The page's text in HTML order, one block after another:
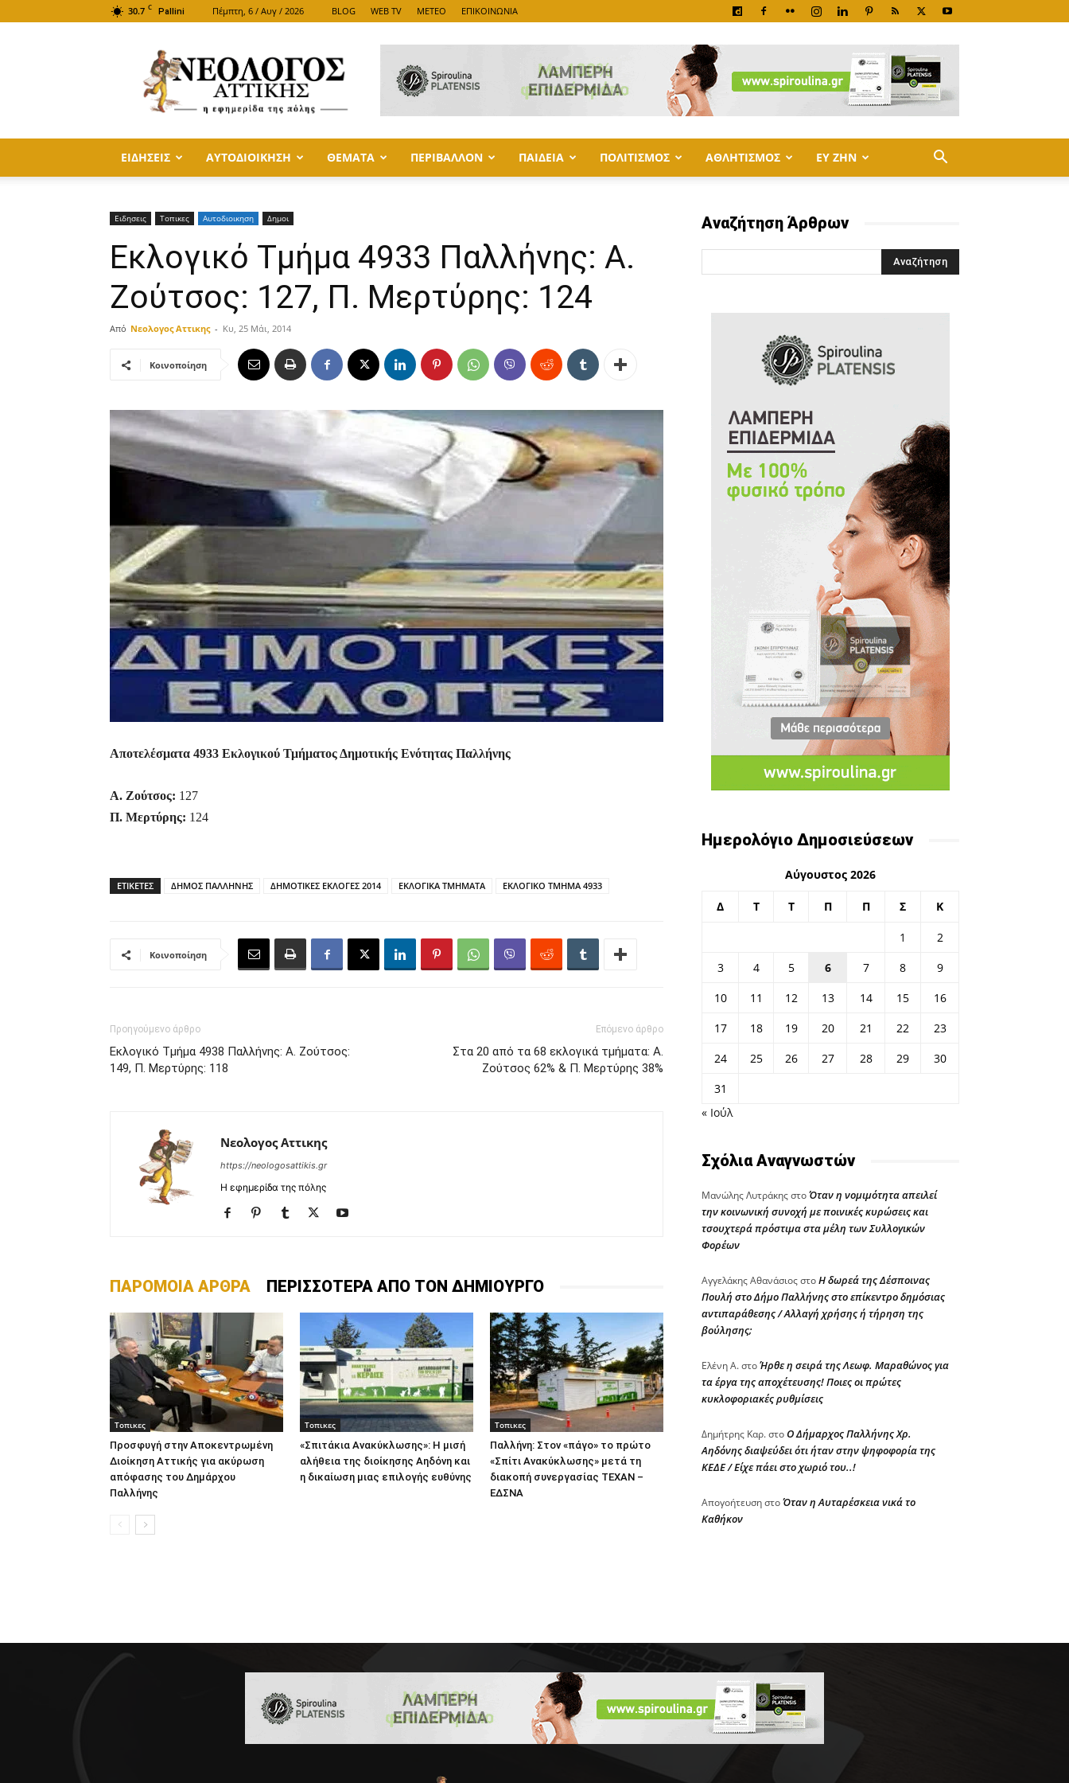
30.7 C Pallini Πέμπτη, 6 / Αυγ / 2026 BLOG WEB TV METEO ΕΠΙΚΟΙΝΩΝΙΑ
ΑΤΤΙΚΗΣ
ΕΙΔΗΣΕΙΣ ΑΥΤΟΔΙΟΙΚΗΣΗ ΘΕΜΑΤΑ ΠΕΡΙΒΑΛΛΟΝ ΠΑΙΔΕΙΑ ΠΟΛΙΤΙΣΜΟΣ ΑΘΛΗΤΙΣΜΟΣ ΕΥ ΖΗΝ
Ειδησεις Τοπικες Αυτοδιοικηση Δημοι
Εκλογικό Τμήμα 4933 Παλλήνης: Α.
Ζούτσος: 127, Π. Μερτύρης: 124
Από Νεολογος Αττικης - Κυ, 25 Μάι, 2014
Κοινοποίηση
Αποτελέσματα 4933 Εκλογικού Τμήματος Δημοτικής Ενότητας Παλλήνης
Α. Ζούτσος: 127
Π. Μερτύρης: 124
ΕΤΙΚΕΤΕΣ ΔΗΜΟΣ ΠΑΛΛΗΝΗΣ ΔΗΜΟΤΙΚΕΣ ΕΚΛΟΓΕΣ 2014 ΕΚΛΟΓΙΚΑ ΤΜΗΜΑΤΑ ΕΚΛΟΓΙΚΟ ΤΜΗΜΑ 4933
Κοινοποίηση
Προηγούμενο άρθρο
Εκλογικό Τμήμα 4938 Παλλήνης: Α. Ζούτσος:
149, Π. Μερτύρης: 118
Επόμενο άρθρο
Στα 20 από τα 68 εκλογικά τμήματα: Α.
Ζούτσος 62% & Π. Μερτύρης 38%
Νεολογος Αττικης
https://neologosattikis.gr
Η εφημερίδα της πόλης
ΠΑΡΟΜΟΙΑ ΑΡΘΡΑ ΠΕΡΙΣΣΟΤΕΡΑ ΑΠΟ ΤΟΝ ΔΗΜΙΟΥΡΓΟ
Τοπικες
Προσφυγή στην Αποκεντρωμένη
Διοίκηση Αττικής για ακύρωση
απόφασης του Δημάρχου
Παλλήνης
Τοπικες
«Σπιτάκια Ανακύκλωσης»: Η μισή
αλήθεια της διοίκησης Αηδόνη και
η δικαίωση μιας επιλογής ευθύνης
Τοπικες
Παλλήνη: Στον «πάγο» το πρώτο
«Σπίτι Ανακύκλωσης» μετά τη
διακοπή συνεργασίας ΤΕΧΑΝ –
ΕΔΣΝΑ
Αναζήτηση Άρθρων
Ημερολόγιο Δημοσιεύσεων
Αύγουστος 2026
Δ Τ Τ Π Π Σ Κ
1
2
3
4 5 6 7 8
9
10
11 12 13 14 15
16
17
18 19 20 21 22
23
24
25 26 27 28 29
30
31
« Ιούλ
Σχόλια Αναγνωστών
Μανώλης ΛυτράκηςστοΌταν η νομιμότητα απειλεί
την κοινωνική συνοχή με ποινικές κυρώσεις και
τσουχτερά πρόστιμα στα μέλη των Συλλογικών
Φορέων
Αγγελάκης ΑθανάσιοςστοΗ δωρεά της Δέσποινας
Πουλή στο Δήμο Παλλήνης στο επίκεντρο δημόσιας
αντιπαράθεσης / Αλλαγή χρήσης ή τήρηση της
βούλησης;
Ελένη Α.στοΉρθε η σειρά της Λεωφ. Μαραθώνος για
τα έργα της αποχέτευσης! Ποιες οι πρώτες
κυκλοφοριακές ρυθμίσεις
Δημήτρης Καρ.στοΟ Δήμαρχος Παλλήνης Χρ.
Αηδόνης διαψεύδει ότι ήταν στην ψηφοφορία της
ΚΕΔΕ / Είχε πάει στο χωριό του..!
ΑπογοήτευσηστοΌταν η Αυταρέσκεια νικά το
Καθήκον